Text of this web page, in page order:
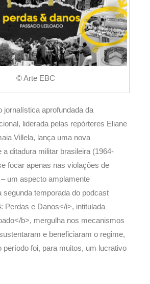
© Arte EBC
jornalística aprofundada da
liderada pelas repórteres Eliane
Villela, lança uma nova
a ditadura militar brasileira (1964-
focar apenas nas violações de
um aspecto amplamente
segunda temporada do podcast
Perdas e Danos</i>, intitulada
b>, mergulha nos mecanismos
e beneficiaram o regime,
período foi, para muitos, um lucrativo